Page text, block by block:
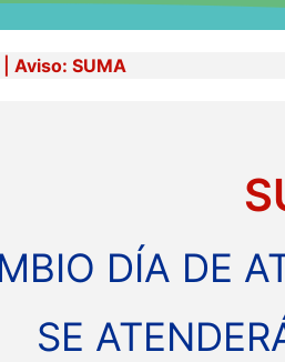
Aviso: SUMA
DÍA DE
SE